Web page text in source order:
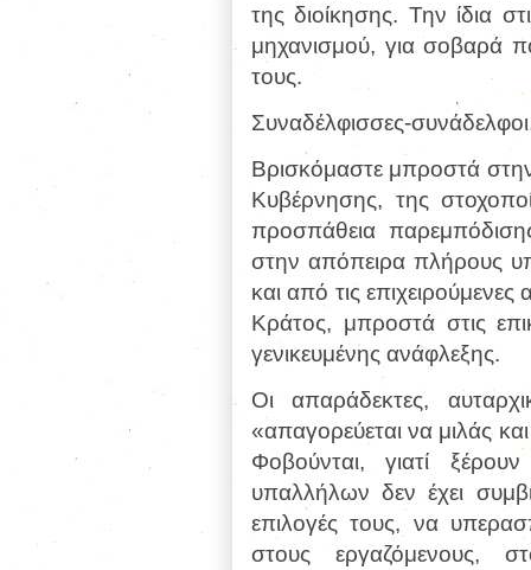
της διοίκησης. Την ίδια
μηχανισμού, για σοβαρά
τους.
Συναδέλφισσες-
Βρισκόμαστε μπροστά στην
Κυβέρνησης, της
προσπάθεια
στην απόπειρα πλήρους
και από τις
Κράτος, μπροστά στις
γενικευμένης ανάφλεξης.
Οι απαράδεκτες,
«απαγορεύεται να μιλάς
Φοβούνται, γιατί
υπαλλήλων δεν έχει
επιλογές τους, να
στους εργαζόμενους,